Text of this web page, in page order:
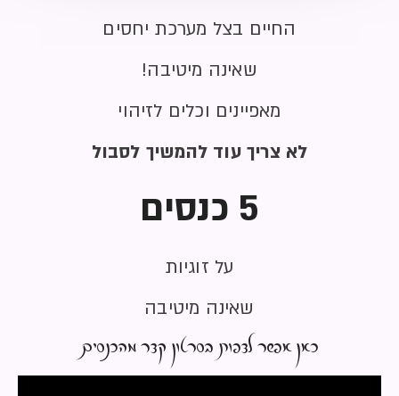
החיים בצל מערכת יחסים
שאינה מיטיבה!
מאפיינים וכלים לזיהוי
לא צריך עוד להמשיך לסבול
5 כנסים
על זוגיות
שאינה מיטיבה
כאן אפשר לצפות בסרטון קצר מהכנסים